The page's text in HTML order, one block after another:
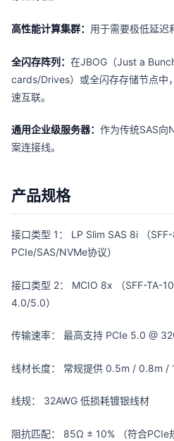
高性能计算集群： 用于需要极低延迟
全闪存阵列： 在JBOG（Just a
cards/Drives）或全闪存存储节点中
速互联。
通用企业级服务器： 作为传统SAS向
案连接线。
产品规格
接口类型 1： LP Slim SAS 8i （
PCIe/SAS/NVMe协议）
接口类型 2： MCIO 8x （SFF-TA-
4.0/5.0）
传输速率： 最高支持 PCIe 5.0 @
线材长度： 常规提供 0.5m / 0.8m /
线规： 32AWG 低损耗镀银线材
阻抗匹配： 85Ω ± 10% （符合PCIe